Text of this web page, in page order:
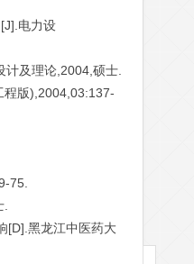
电力设
及理论,2004,硕士.
程版),2004,03:137-
75.
[D].黑龙江中医药大